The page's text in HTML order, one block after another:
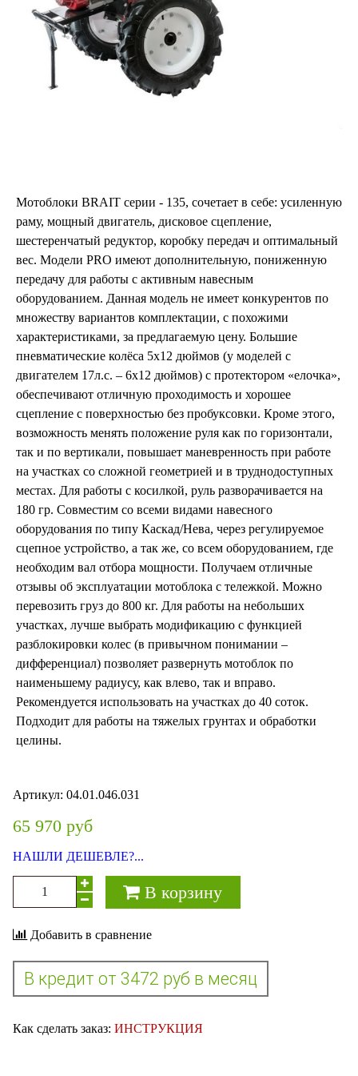
Мотоблоки BRAIT серии - 135, сочетает в себе: усиленную
раму, мощный двигатель, дисковое сцепление,
шестеренчатый редуктор, коробку передач и оптимальный
вес. Модели PRO имеют дополнительную, пониженную
передачу для работы с активным навесным
оборудованием. Данная модель не имеет конкурентов по
множеству вариантов комплектации, с похожими
характеристиками, за предлагаемую цену. Большие
пневматические колёса 5х12 дюймов (у моделей с
двигателем 17л.с. – 6х12 дюймов) с протектором «елочка»,
обеспечивают отличную проходимость и хорошее
сцепление с поверхностью без пробуксовки. Кроме этого,
возможность менять положение руля как по горизонтали,
так и по вертикали, повышает маневренность при работе
на участках со сложной геометрией и в труднодоступных
местах. Для работы с косилкой, руль разворачивается на
180 гр. Совместим со всеми видами навесного
оборудования по типу Каскад/Нева, через регулируемое
сцепное устройство, а так же, со всем оборудованием, где
необходим вал отбора мощности. Получаем отличные
отзывы об эксплуатации мотоблока с тележкой. Можно
перевозить груз до 800 кг. Для работы на небольших
участках, лучше выбрать модификацию с функцией
разблокировки колес (в привычном понимании –
дифференциал) позволяет развернуть мотоблок по
наименьшему радиусу, как влево, так и вправо.
Рекомендуется использовать на участках до 40 соток.
Подходит для работы на тяжелых грунтах и обработки
целины.
Артикул: 04.01.046.031
65 970 руб
НАШЛИ ДЕШЕВЛЕ?...
В корзину
Добавить в сравнение
Как сделать заказ: ИНСТРУКЦИЯ